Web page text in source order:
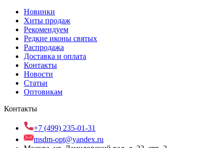
Новинки
Хиты продаж
Рекомендуем
Редкие иконы святых
Распродажа
Доставка и оплата
Контакты
Новости
Статьи
Оптовикам
Контакты
+7 (499) 235-01-31
msdm-opt@yandex.ru